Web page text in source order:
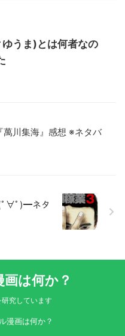
うま)とは何者なの
萬川集海』感想 ※ネタバ
ﾟ∀ﾟ)━ネタ
は何か？
究しています
漫画は何か？